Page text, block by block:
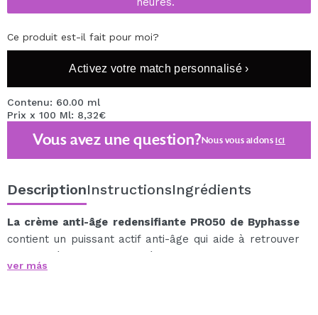
Ce produit est-il fait pour moi?
Activez votre match personnalisé ›
Contenu: 60.00 ml
Prix x 100 Ml: 8,32€
Vous avez une question?Nous vous aidonsici
DescriptionInstructionsIngrédients
La crème anti-âge redensifiante PRO50 de Byphasse
contient un puissant actif anti-âge qui aide à retrouver
la densité et la luminosité de la peau et stimule la
microcirculation, obtenant ainsi un effet anti-rides.
ver más